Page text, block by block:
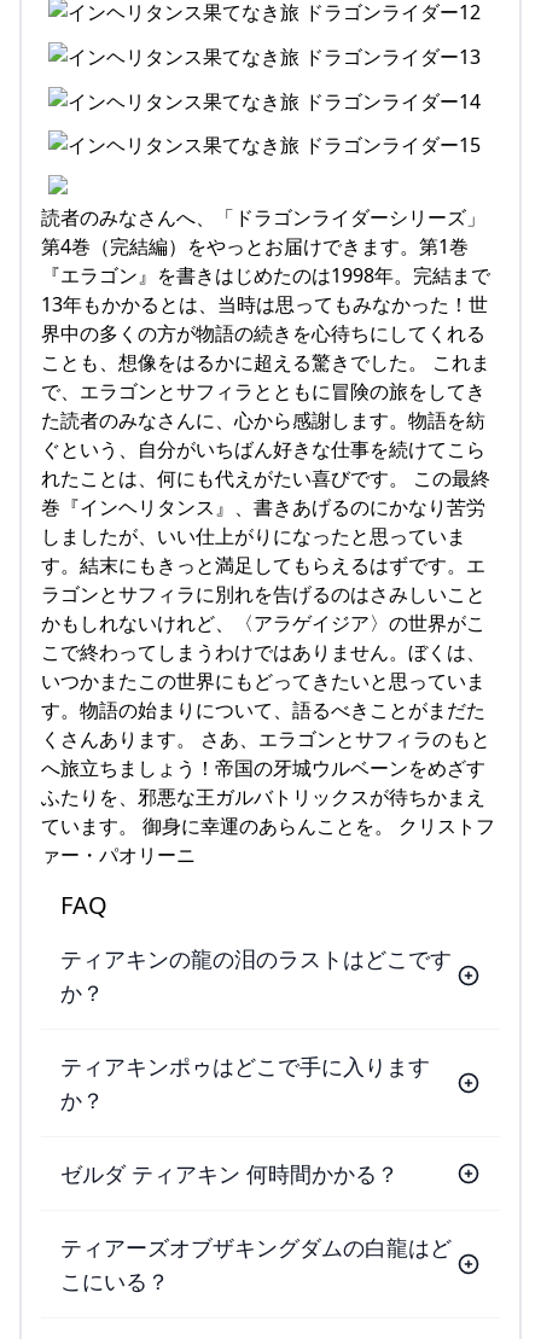
読者のみなさんへ、「ドラゴンライダーシリーズ」
第4巻（完結編）をやっとお届けできます。第1巻
『エラゴン』を書きはじめたのは1998年。完結まで
13年もかかるとは、当時は思ってもみなかった！世
界中の多くの方が物語の続きを心待ちにしてくれる
ことも、想像をはるかに超える驚きでした。 これま
で、エラゴンとサフィラとともに冒険の旅をしてき
た読者のみなさんに、心から感謝します。物語を紡
ぐという、自分がいちばん好きな仕事を続けてこら
れたことは、何にも代えがたい喜びです。 この最終
巻『インヘリタンス』、書きあげるのにかなり苦労
しましたが、いい仕上がりになったと思っていま
す。結末にもきっと満足してもらえるはずです。エ
ラゴンとサフィラに別れを告げるのはさみしいこと
かもしれないけれど、〈アラゲイジア〉の世界がこ
こで終わってしまうわけではありません。ぼくは、
いつかまたこの世界にもどってきたいと思っていま
す。物語の始まりについて、語るべきことがまだた
くさんあります。 さあ、エラゴンとサフィラのもと
へ旅立ちましょう！帝国の牙城ウルベーンをめざす
ふたりを、邪悪な王ガルバトリックスが待ちかまえ
ています。 御身に幸運のあらんことを。 クリストフ
ァー・パオリーニ
FAQ
ティアキンの龍の泪のラストはどこです
か？
ティアキンポゥはどこで手に入ります
か？
ゼルダ ティアキン 何時間かかる？
ティアーズオブザキングダムの白龍はど
こにいる？